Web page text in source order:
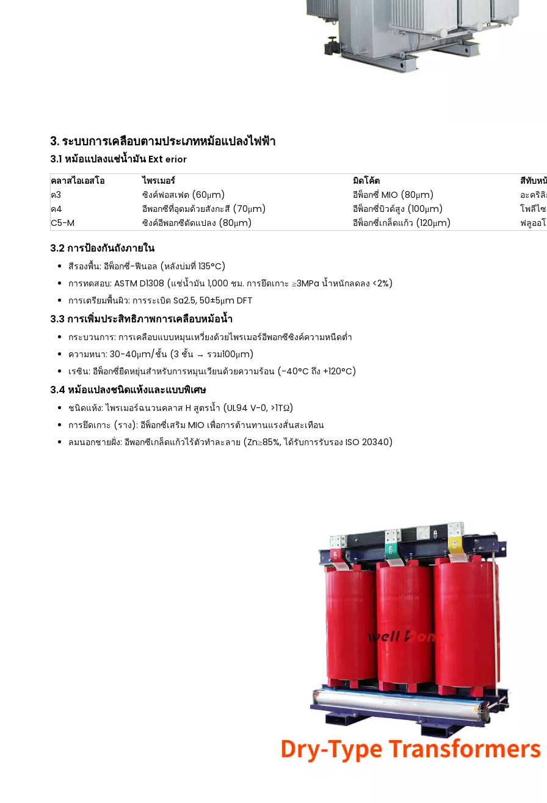
3. ระบบการเคลือบตามประเภทหม้อแปลงไฟฟ้า
3.1 หม้อแปลงแช่น้ำมันExt erior
คลาสไอเอสโอ
ไพรเมอร์ มิดโค้ต สีทับห
ค3
ซิงค์ฟอสเฟต (60μm) อีพ็อกซี่ MIO (80μm) อะคริ
ค4
อีพอกซีที่อุดมด้วยสังกะสี (70μm) อีพ็อกซี่บิวด์สูง (100μm) โพลีไ
C5-M
ซิงค์อีพอกซีดัดแปลง (80μm) อีพ็อกซี่เกล็ดแก้ว (120μm) ฟลูออ
3.2 การป้องกันถังภายใน
สีรองพื้น: อีพ็อกซี่-ฟีนอล (หลังบ่มที่ 135°C)
การทดสอบ: ASTM D1308 (แช่น้ำมัน 1,000 ชม. การยึดเกาะ ≥3MPa น้ำหนักลดลง <2%)
การเตรียมพื้นผิว: การระเบิด Sa2.5, 50±5μm DFT
3.3 การเพิ่มประสิทธิภาพการเคลือบหม้อน้ำ
กระบวนการ: การเคลือบแบบหมุนเหวี่ยงด้วยไพรเมอร์อีพอกซีซิงค์ความหนืดต่ำ
ความหนา: 30-40μm/ชั้น (3 ชั้น → รวม100μm)
เรซิน: อีพ็อกซี่ยืดหยุ่นสำหรับการหมุนเวียนด้วยความร้อน (-40°C ถึง +120°C)
3.4 หม้อแปลงชนิดแห้งและแบบพิเศษ
ชนิดแห้ง: ไพรเมอร์ฉนวนคลาส H สูตรน้ำ (UL94 V-0, >1TΩ)
การยึดเกาะ (ราง): อีพ็อกซี่เสริม MIO เพื่อการต้านทานแรงสั่นสะเทือน
ลมนอกชายฝั่ง: อีพอกซีเกล็ดแก้วไร้ตัวทำละลาย (Zn≥85%, ได้รับการรับรอง ISO 20340)